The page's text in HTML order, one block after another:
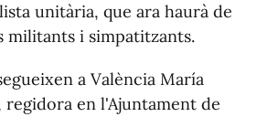
unitària, que ara haurà de
militants i simpatitzants.
a València María
regidora en l'Ajuntament de